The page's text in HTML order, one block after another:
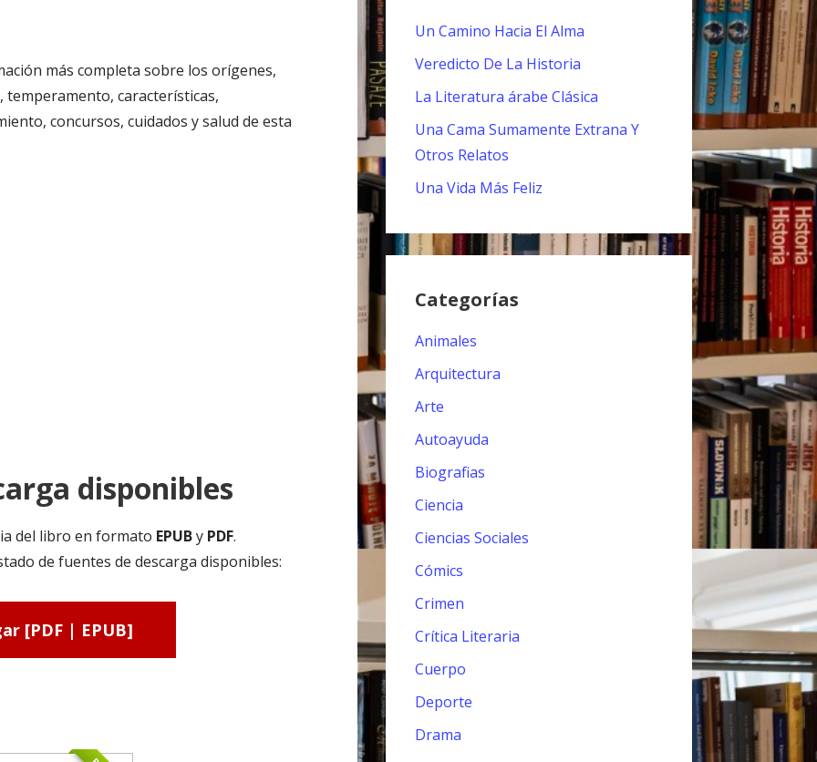
más completa sobre los orígenes,
temperamento, características,
concursos, cuidados y salud de esta
disponibles
del libro en formato EPUBy PDF.
de fuentes de descarga disponibles:
[PDF | EPUB]
Un Camino Hacia El Alma
Veredicto De La Historia
La Literatura árabe Clásica
Una Cama Sumamente Extrana Y
Otros Relatos
Una Vida Más Feliz
Categorías
Animales
Arquitectura
Arte
Autoayuda
Biografias
Ciencia
Ciencias Sociales
Cómics
Crimen
Crítica Literaria
Cuerpo
Deporte
Drama